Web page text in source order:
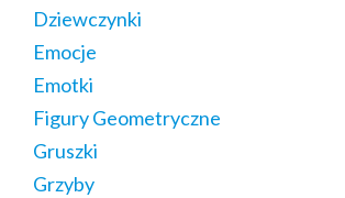
Dziewczynki
Emocje
Emotki
Figury Geometryczne
Gruszki
Grzyby